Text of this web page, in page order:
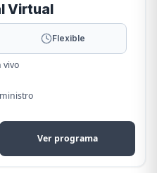
Virtual
Flexible
vivo
Ver programa